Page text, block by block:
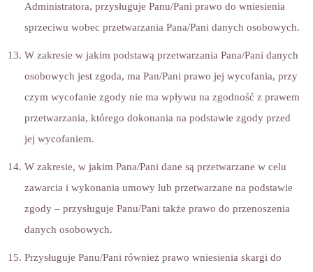
Administratora, przysługuje Panu/Pani prawo do wniesienia
sprzeciwu wobec przetwarzania Pana/Pani danych osobowych.
W zakresie w jakim podstawą przetwarzania Pana/Pani danych
osobowych jest zgoda, ma Pan/Pani prawo jej wycofania, przy
czym wycofanie zgody nie ma wpływu na zgodność z prawem
przetwarzania, którego dokonania na podstawie zgody przed
jej wycofaniem.
W zakresie, w jakim Pana/Pani dane są przetwarzane w celu
zawarcia i wykonania umowy lub przetwarzane na podstawie
zgody – przysługuje Panu/Pani także prawo do przenoszenia
danych osobowych.
Przysługuje Panu/Pani również prawo wniesienia skargi do